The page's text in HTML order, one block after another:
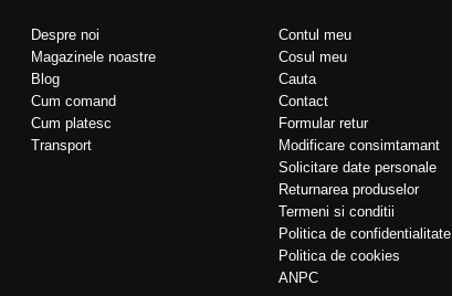
Despre noi
Magazinele noastre
Blog
Cum comand
Cum platesc
Transport
Contul meu
Cosul meu
Cauta
Contact
Formular retur
Modificare consimtamant
Solicitare date personale
Returnarea produselor
Termeni si conditii
Politica de confidentialitate
Politica de cookies
ANPC